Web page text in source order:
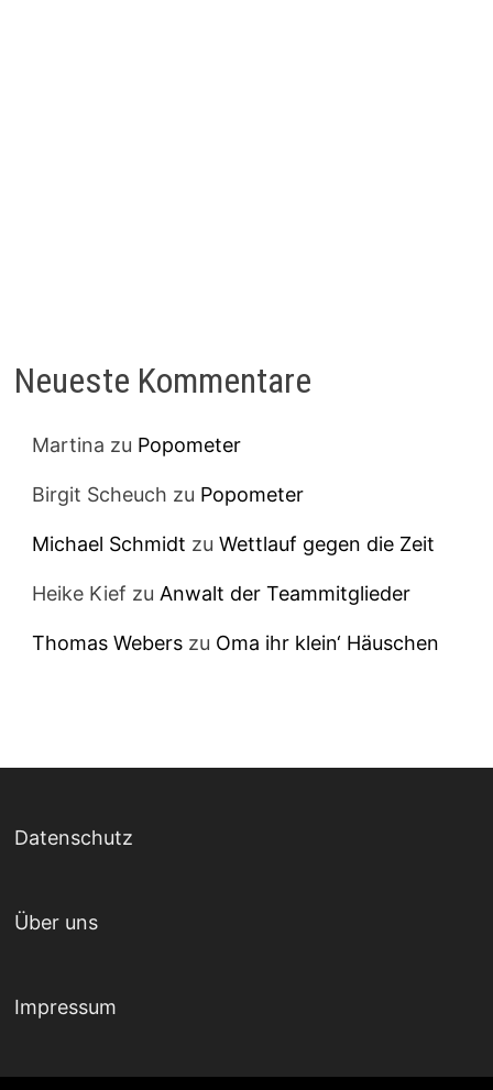
Neueste Kommentare
Martina zu Popometer
Birgit Scheuch zu Popometer
Michael Schmidt zuWettlauf gegen die Zeit
Heike Kief zu Anwalt der Teammitglieder
Thomas Webers zu Oma ihr klein‘ Häuschen
Datenschutz
Über uns
Impressum